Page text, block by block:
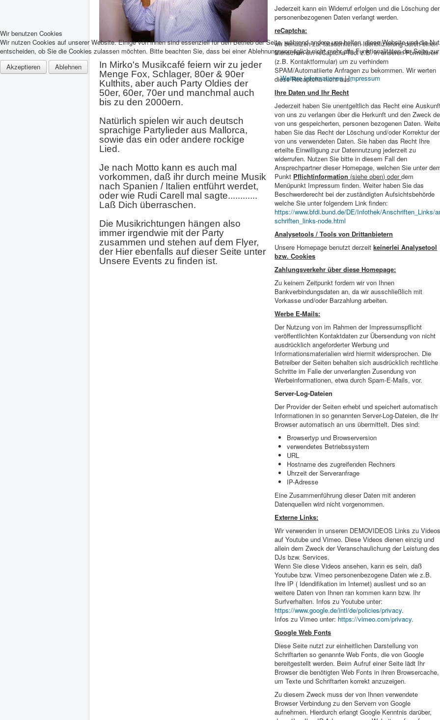
In Mirko's Musikcafé feiern wir zu jeder
Menge Fox, Schlager, 80er & 90er
Kulthits, aber auch Party Oldies der
50er, 60er, 70er und manchmal auch
bis zu den 2000ern.
Natürlich spielen wir auch deutsch
sprachige Partylieder aus Mallorca,
sowie das ein oder andere rockige
Lied.
Je nach Motto kann es auch mal
vorkommen, daß ihr durch meine Musik
nach Spanien / Italien entführt werdet,
oder wie Rudi Carell mal sagte............
Laß Dich überraschen.
Die Musikrichtungen hängen also
immer irgendwie mit der Party
zusammen und stehen auf dem Flyer,
der Hier ebenfalls auf dieser Seite unter
Unsere Events zu finden ist.
Jederzeit kann ein Widerruf erfolgen und die Löschung der
personenbezogenen Daten verlangt werden.
reCaptcha:
wir benutzen zur tatsächlichen Identifizierung durch einen
Menschen ein reCaptcha-Tool z.B. in unseren Formularen
(z.B. Kontaktformular) um zu verhindern
SPAM/Automatiierte Anfragen zu bekommen. Wir werten
diese Recaptcha nicht aus.
Ihre Daten und Ihr Recht
Jederzeit haben Sie unentgeltlich das Recht eine
von uns zu verlangen über die Herkunft und den Zweck
von uns gespeicherten, personen bezogenen Daten.
haben Sie das Recht der Löschung und/oder Korrektur der
von uns verwendeten Daten. Sie haben das Recht Ihre
erteilte Einwilligung zur Datennutzung jederzeit zu
widerrufen. Nutzen Sie bitte in diesem Fall den
Ansprechpartner dieser Homepage, welchen Sie unter
Punkt Pflichtinformation (siehe oben) oderdem
Menüpunkt Impressum finden. Weiter haben Sie das
Beschwerderecht bei der zuständigten Aufsichtsbehörde
welche Sie unter folgendem Link finden:
https://www.bfdi.bund.de/DE/Infothek/Anschriften_Links/
schriften_links-node.html
Analysetools / Tools von Drittanbietern
Unsere Homepage benutzt derzeitkeinerlei Analysetool
bzw. Cookies
Zahlungsverkehr über diese Homepage:
Zu keinem Zeitpunkt fordern wir von Ihnen
Bankverbindungsdaten an, da wir ausschließlich mit
Vorkasse und/oder Barzahlung arbeiten.
Werbe E-Mails:
Der Nutzung von im Rahmen der Impressumspflicht
veröffentlichten Kontaktdaten zur Übersendung von nicht
ausdrücklich angeforderter Werbung und
Informationsmaterialien wird hiermit widersprochen. Die
Betreiber der Seiten behalten sich ausdrücklich rechtliche
Schritte im Falle der unverlangten Zusendung von
Werbeinformationen, etwa durch Spam-E-Mails, vor.
Server-Log-Dateien
Der Provider der Seiten erhebt und speichert automatisch
Informationen in so genannten Server-Log-Dateien, die Ihr
Browser automatisch an uns übermittelt. Dies sind:
Browsertyp und Browserversion
verwendetes Betriebssystem
URL
Hostname des zugreifenden Rechners
Uhrzeit der Serveranfrage
IP-Adresse
Eine Zusammenführung dieser Daten mit anderen
Datenquellen wird nicht vorgenommen.
Externe Links:
Wir verwenden in unseren DEMOVIDEOS Links zu
auf Youtube und Vimeo. Diese Videos dienen einzig und
allein dem Zweck der Veranschaulichung der Leistung des
DJs bzw. Services.
Wenn Sie diese Videos ansehen, kann es sein, daß
Youtube bzw. Vimeo personenbezogene Daten wie z.B.
Ihre IP ( Idendifikation im Internet) ausliest und so an
weitere Daten von Ihnen ran kommen kann bzw. Ihr
Surfverhalten. Infos zu Youtube unter:
https://www.google.de/intl/de/policies/privacy.
Infos zu Vimeo unter: https://vimeo.com/privacy.
Google Web Fonts
Diese Seite nutzt zur einheitlichen Darstellung von
Schriftarten so genannte Web Fonts, die von Google
bereitgestellt werden. Beim Aufruf einer Seite lädt Ihr
Browser die benötigten Web Fonts in ihren Browsercache,
um Texte und Schriftarten korrekt anzuzeigen.
Zu diesem Zweck muss der von Ihnen verwendete
Browser Verbindung zu den Servern von Google
aufnehmen. Hierdurch erlangt Google Kenntnis darüber,
Wir benutzen Cookies
Wir nutzen Cookies auf unserer Website. Einige von ihnen sind essenziell für den Betrieb der Seite, während andere uns helfen, diese Website und die
entscheiden, ob Sie die Cookies zulassen möchten. Bitte beachten Sie, dass bei einer Ablehnung womöglich nicht mehr alle Funktionalitäten der Seite
Akzeptieren
Ablehnen
Weitere Informationen|Impressum